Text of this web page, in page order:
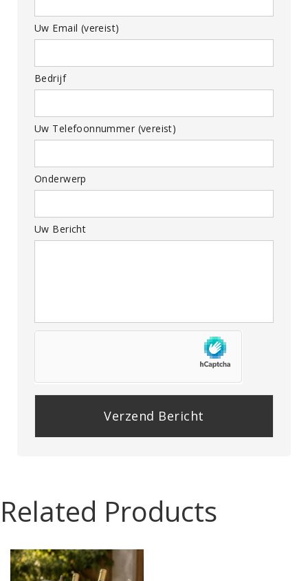
Uw Email (vereist)
Bedrijf
Uw Telefoonnummer (vereist)
Onderwerp
Uw Bericht
e
e
a
Related Products